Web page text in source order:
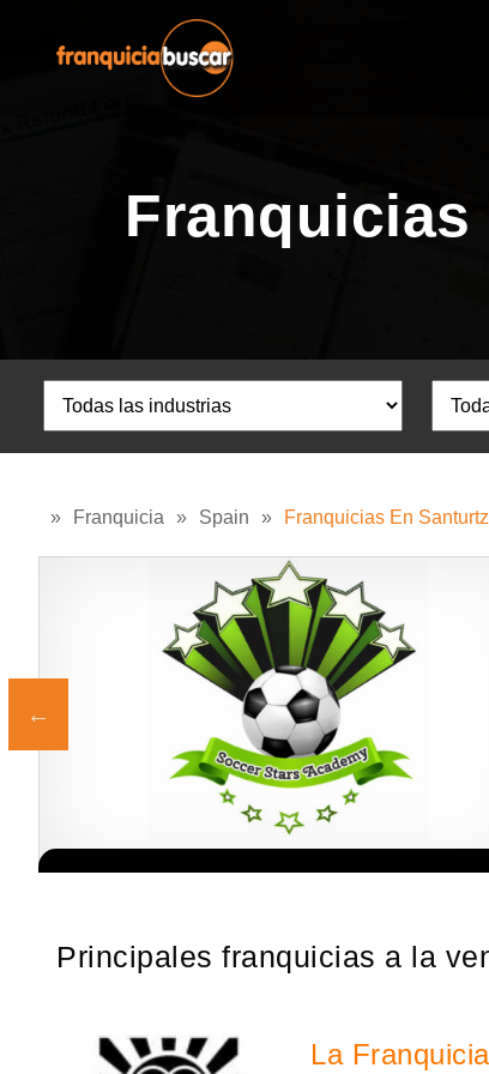
Franquicias
» Franquicia » Spain » Franquicias En
Principales franquicias a la
La